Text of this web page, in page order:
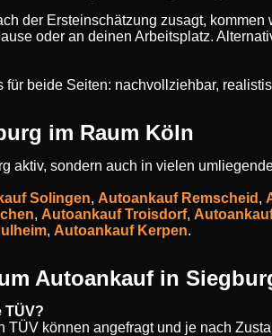
der Ersteinschätzung zusagt,
oder an deinen Arbeitsplatz.
für beide Seiten: nachvollziehbar,
im Raum Köln
aktiv, sondern auch in vielen
Solingen, Autoankauf Remscheid ,
, Autoankauf Troisdorf,
, Autoankauf Kerpen.
Autoankauf in
TÜV?
TÜV können angefragt und je nach